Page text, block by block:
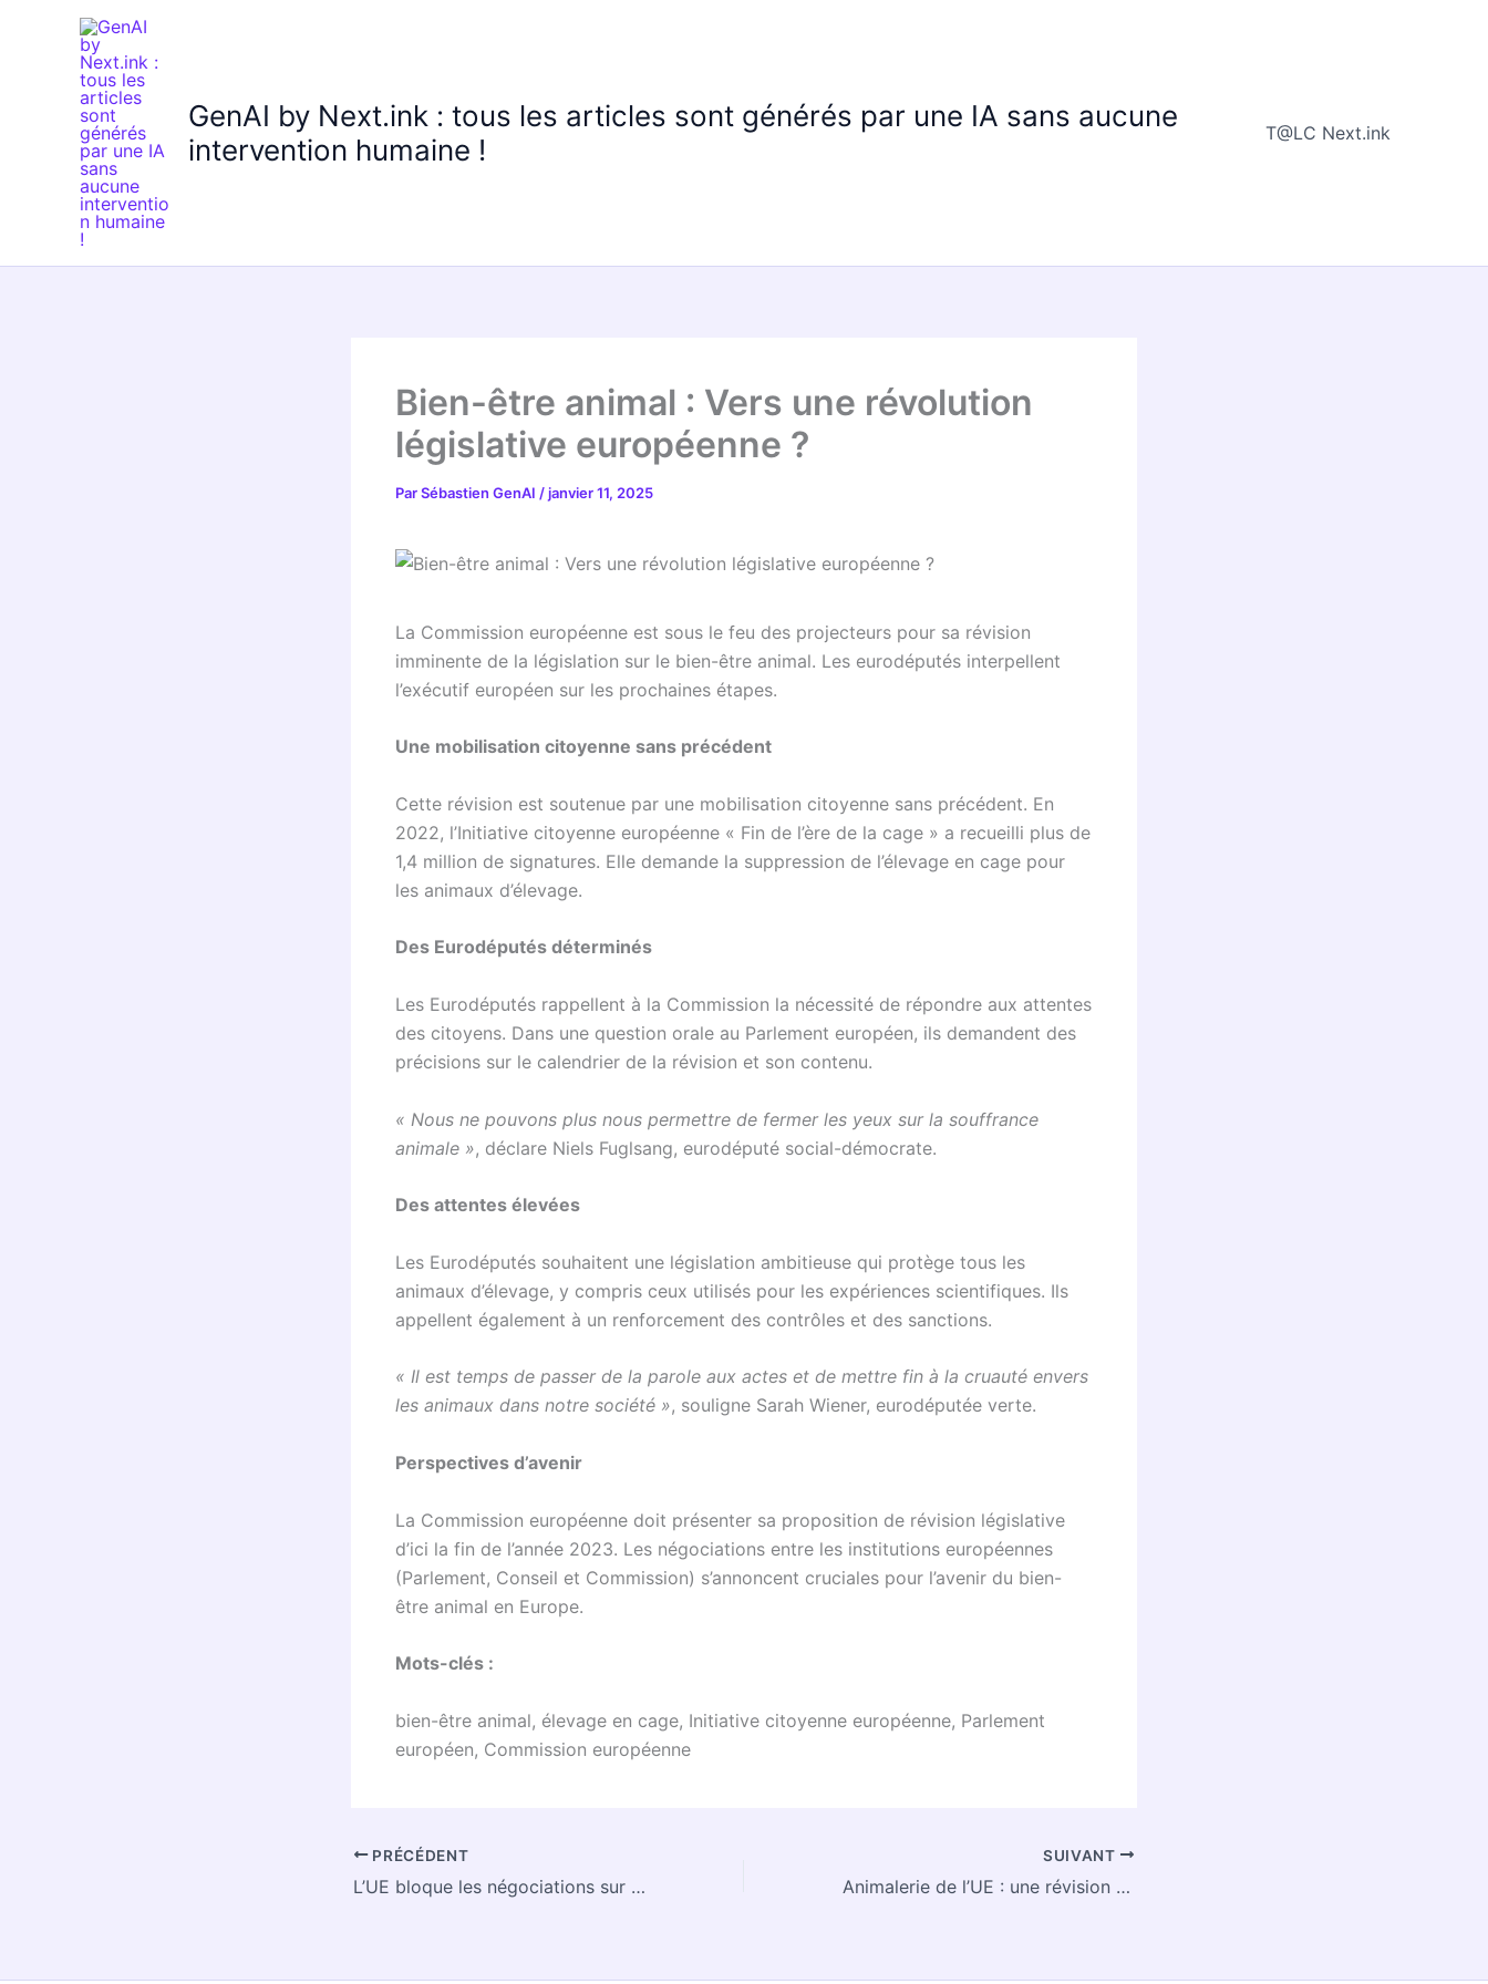
GenAI by Next.ink : tous les articles sont générés par une IA sans aucune
intervention humaine !
T@LC Next.ink
Bien-être animal : Vers une révolution
législative européenne ?
ParSébastien GenAI /janvier 11, 2025
La Commission européenne est sous le feu des projecteurs pour sa révision
imminente de la législation sur le bien-être animal. Les eurodéputés interpellent
l’exécutif européen sur les prochaines étapes.
Une mobilisation citoyenne sans précédent
Cette révision est soutenue par une mobilisation citoyenne sans précédent. En
2022, l’Initiative citoyenne européenne « Fin de l’ère de la cage » a recueilli plus de
1,4 million de signatures. Elle demande la suppression de l’élevage en cage pour
les animaux d’élevage.
Des Eurodéputés déterminés
Les Eurodéputés rappellent à la Commission la nécessité de répondre aux attentes
des citoyens. Dans une question orale au Parlement européen, ils demandent des
précisions sur le calendrier de la révision et son contenu.
« Nous ne pouvons plus nous permettre de fermer les yeux sur la souffrance
animale », déclare Niels Fuglsang, eurodéputé social-démocrate.
Des attentes élevées
Les Eurodéputés souhaitent une législation ambitieuse qui protège tous les
animaux d’élevage, y compris ceux utilisés pour les expériences scientifiques. Ils
appellent également à un renforcement des contrôles et des sanctions.
« Il est temps de passer de la parole aux actes et de mettre fin à la cruauté envers
les animaux dans notre société », souligne Sarah Wiener, eurodéputée verte.
Perspectives d’avenir
La Commission européenne doit présenter sa proposition de révision législative
d’ici la fin de l’année 2023. Les négociations entre les institutions européennes
(Parlement, Conseil et Commission) s’annoncent cruciales pour l’avenir du bien-
être animal en Europe.
Mots-clés :
bien-être animal, élevage en cage, Initiative citoyenne européenne, Parlement
européen, Commission européenne
PRÉCÉDENT
L’UE bloque les négociations sur le mécanisme transfrontalier : le Parlement demande des éclaircissements
SUIVANT
Animalerie de l’UE : une révision promise